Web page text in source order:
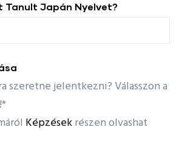
Tanult Japán Nyelvet?
szeretne jelentkezni? Válasszon a
Képzésekrészen olvashat